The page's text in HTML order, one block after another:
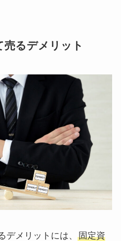
るデメリット
デメリットには、 固定資